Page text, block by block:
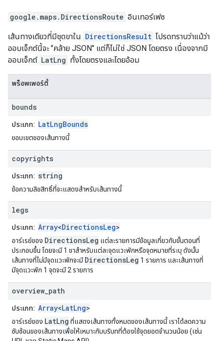
google.maps. DirectionsRoute อินเทอร์เฟซ
เส้นทางเดียวที่มีชุดขาใน DirectionsResult โปรดทราบว่าแม้ว่า
ออบเจ็กต์นี้จะ "คล้าย JSON" แต่ก็ไม่ใช่ JSON โดยตรง เนื่องจากมี
ออบเจ็กต์ LatLng ทั้งโดยตรงและโดยอ้อม
พร็อพเพอร์ตี้
bounds
ประเภท: LatLngBounds
ขอบเขตของเส้นทางนี้
copyrights
ประเภท: string
ข้อความลิขสิทธิ์ที่จะแสดงสำหรับเส้นทางนี้
legs
ประเภท: Array<DirectionsLeg>
อาร์เรย์ของ DirectionsLeg แต่ละรายการมีข้อมูลเกี่ยวกับขั้นตอนที่
ประกอบขึ้น โดยจะมี 1 ขาสำหรับแต่ละจุดแวะพักหรือจุดหมายที่ระบุ ดังนั้น
เส้นทางที่ไม่มีจุดแวะพักจะมี DirectionsLeg 1 รายการ และเส้นทางที่
มีจุดแวะพัก 1 จุดจะมี 2 รายการ
overview path
ประเภท: Array<LatLng>
อาร์เรย์ของ LatLng ที่แสดงเส้นทางทั้งหมดของเส้นทางนี้ เราได้ลดความ
ซับซ้อนของเส้นทางเพื่อให้เหมาะกับบริบทที่ต้องใช้จุดยอดจำนวนน้อย (เช่น